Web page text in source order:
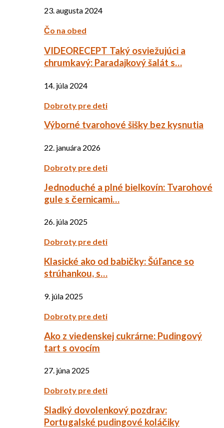
23. augusta 2024
Čo na obed
VIDEORECEPT Taký osviežujúci a
chrumkavý: Paradajkový šalát s…
14. júla 2024
Dobroty pre deti
Výborné tvarohové šišky bez kysnutia
22. januára 2026
Dobroty pre deti
Jednoduché a plné bielkovín: Tvarohové
gule s černicami…
26. júla 2025
Dobroty pre deti
Klasické ako od babičky: Šúľance so
strúhankou, s…
9. júla 2025
Dobroty pre deti
Ako z viedenskej cukrárne: Pudingový
tart s ovocím
27. júna 2025
Dobroty pre deti
Sladký dovolenkový pozdrav:
Portugalské pudingové koláčiky